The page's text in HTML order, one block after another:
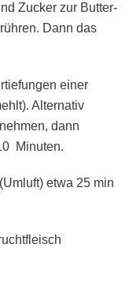
Zucker zur Butter-
Dann das
einer
Alternativ
dann
Minuten.
etwa 25 min